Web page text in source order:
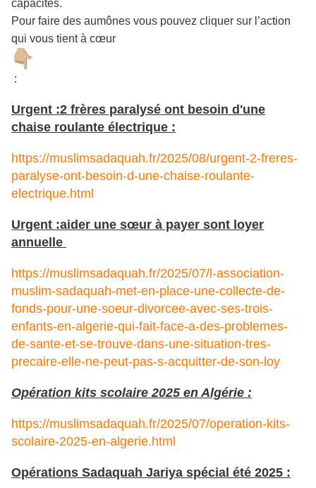
capacités.
Pour faire des aumônes vous pouvez cliquer sur l’action
qui vous tient à cœur
:
Urgent :2 frères paralysé ont besoin d'une
chaise roulante électrique :
https://muslimsadaquah.fr/2025/08/urgent-2-freres-
paralyse-ont-besoin-d-une-chaise-roulante-
electrique.html
Urgent :aider une sœur à payer sont loyer
annuelle
https://muslimsadaquah.fr/2025/07/l-association-
muslim-sadaquah-met-en-place-une-collecte-de-
fonds-pour-une-soeur-divorcee-avec-ses-trois-
enfants-en-algerie-qui-fait-face-a-des-problemes-
de-sante-et-se-trouve-dans-une-situation-tres-
precaire-elle-ne-peut-pas-s-acquitter-de-son-loy
Opération kits scolaire 2025 en Algérie :
https://muslimsadaquah.fr/2025/07/operation-kits-
scolaire-2025-en-algerie.html
Opérations Sadaquah Jariya spécial été 2025 :